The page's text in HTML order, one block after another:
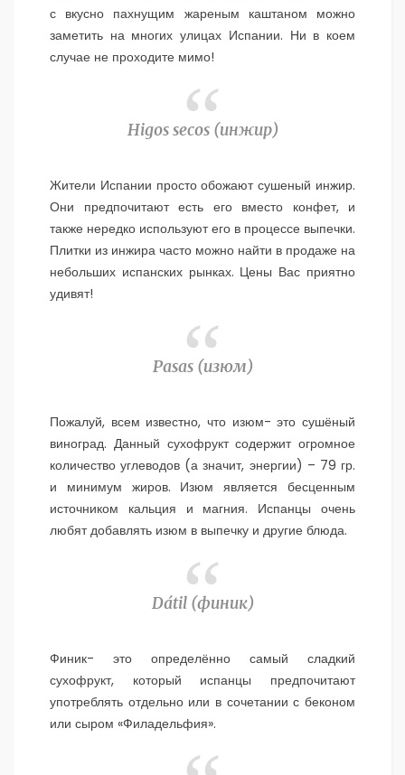
с вкусно пахнущим жареным каштаном можно
заметить на многих улицах Испании. Ни в коем
случае не проходите мимо!
Higos secos (инжир)
Жители Испании просто обожают сушеный инжир.
Они предпочитают есть его вместо конфет, и
также нередко используют его в процессе выпечки.
Плитки из инжира часто можно найти в продаже на
небольших испанских рынках. Цены Вас приятно
удивят!
Pasas (изюм)
Пожалуй, всем известно, что изюм- это сушёный
виноград. Данный сухофрукт содержит огромное
количество углеводов (а значит, энергии) – 79 гр.
и минимум жиров. Изюм является бесценным
источником кальция и магния. Испанцы очень
любят добавлять изюм в выпечку и другие блюда.
Dátil (финик)
Финик- это определённо самый сладкий
сухофрукт, который испанцы предпочитают
употреблять отдельно или в сочетании с беконом
или сыром «Филадельфия».